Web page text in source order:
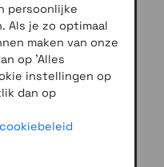
persoonlijke
Als je zo optimaal
maken van onze
op 'Alles
instellingen op
dan op